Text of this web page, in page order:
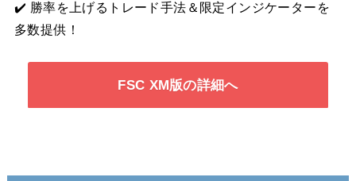
✔️ 勝率を上げるトレード手法＆限定インジケーターを
多数提供！
FSC XM版の詳細へ